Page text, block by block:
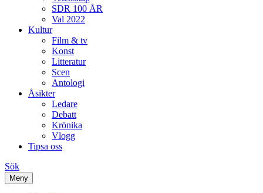
SDR 100 ÅR
Val 2022
Kultur
Film & tv
Konst
Litteratur
Scen
Antologi
Åsikter
Ledare
Debatt
Krönika
Vlogg
Tipsa oss
Sök
Meny